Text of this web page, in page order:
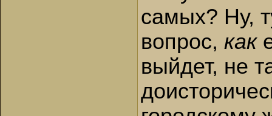
самых? Ну,
вопрос, как
выйдет, не